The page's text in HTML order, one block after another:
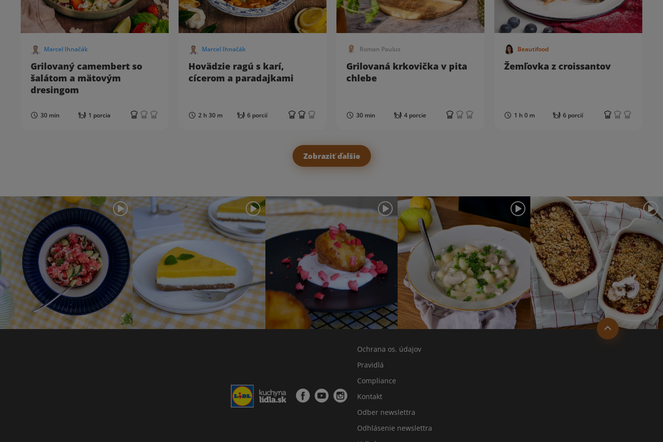
Marcel Ihnačák
Grilovaný camembert so
šalátom a mätovým
dresingom
30 min 1 porcia
Marcel Ihnačák
Hovädzie ragú s karí,
cícerom a paradajkami
2 h 30 m 6 porcií
Roman Paulus
Grilovaná krkovička v pita
chlebe
30 min 4 porcie
Beautifood
Žemľovka z croissantov
1 h 0 m 6 porcií
Zobraziť ďalšie
Ochrana os. údajov
Pravidlá
Compliance
Kontakt
Odber newslettra
Odhlásenie newslettra